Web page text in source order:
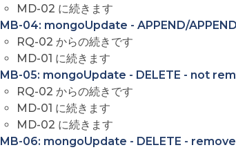
MD-02 に続きます
MB-04: mongoUpdate - APPEND/
RQ-02 からの続きです
MD-01 に続きます
MB-05: mongoUpdate - DELETE - not
RQ-02 からの続きです
MD-01 に続きます
MD-02 に続きます
MB-06: mongoUpdate - DELETE -